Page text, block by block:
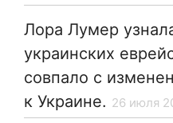
Лора Лумер
украинских
совпало с
к Украине. 26 июля